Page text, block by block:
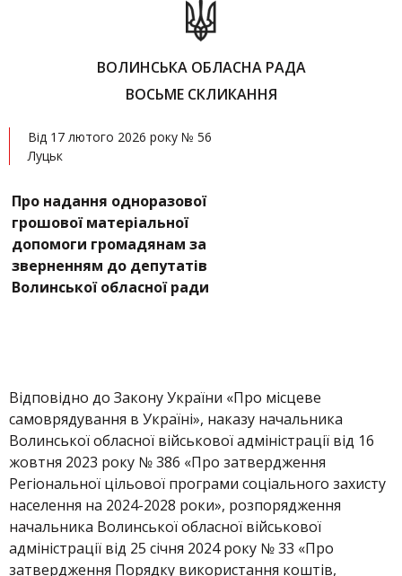
ВОЛИНСЬКА ОБЛАСНА РАДА
ВОСЬМЕ СКЛИКАННЯ
Від 17 лютого 2026 року № 56
Луцьк
Про надання одноразової
грошової матеріальної
допомоги громадянам за
зверненням до депутатів
Волинської обласної ради
Відповідно до Закону України «Про місцеве
самоврядування в Україні», наказу начальника
Волинської обласної військової адміністрації від 16
жовтня 2023 року № 386 «Про затвердження
Регіональної цільової програми соціального захисту
населення на 2024-2028 роки», розпорядження
начальника Волинської обласної військової
адміністрації від 25 січня 2024 року № 33 «Про
затвердження Порядку використання коштів,